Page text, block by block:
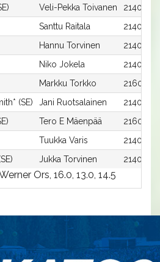
Veli-Pekka Toivanen
2140:5
Santtu Raitala
2140:1
Hannu Torvinen
2140:6
Niko Jokela
2140:3
Markku Torkko
2160:1
(SE) Jani Ruotsalainen
2140:7
Tero E Mäenpää
2160:2
Tuukka Varis
2140:4
Jukka Torvinen 2140:2
Ors, 16.0, 13.0, 14.5